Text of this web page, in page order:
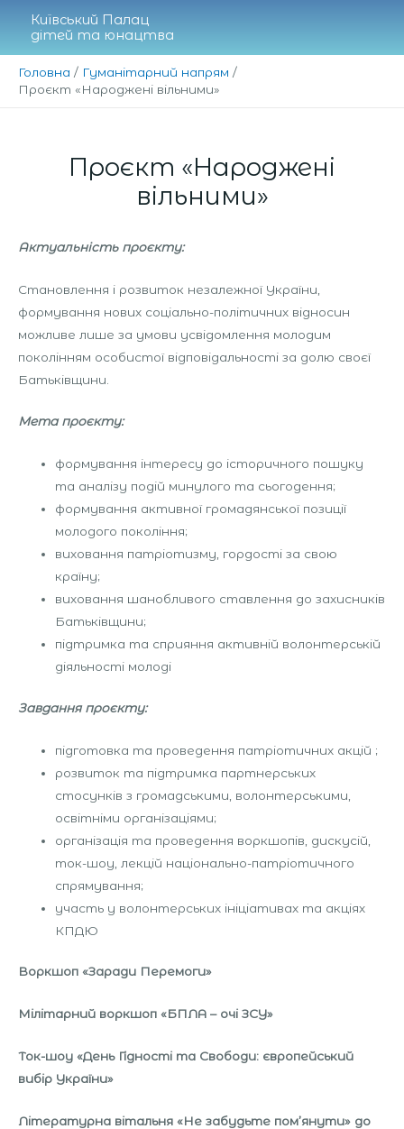
вмісту
Київський Палац
дітей та юнацтва
Головна
Гуманітарний напрям
Проєкт «Народжені вільними»
Проєкт «Народжені
вільними»
Актуальність проєкту:
Становлення і розвиток незалежної України,
формування нових соціально-політичних відносин
можливе лише за умови усвідомлення молодим
поколінням особистої відповідальності за долю своєї
Батьківщини.
Мета проєкту:
формування інтересу до історичного пошуку
та аналізу подій минулого та сьогодення;
формування активної громадянської позиції
молодого покоління;
виховання патріотизму, гордості за свою
країну;
виховання шанобливого ставлення до захисників
Батьківщини;
підтримка та сприяння активній волонтерській
діяльності молоді
Завдання проєкту:
підготовка та проведення патріотичних акцій ;
розвиток та підтримка партнерських
стосунків з громадськими, волонтерськими,
освітніми організаціями;
організація та проведення воркшопів, дискусій,
ток-шоу, лекцій національно-патріотичного
спрямування;
участь у волонтерських ініціативах та акціях
КПДЮ
Воркшоп «Заради Перемоги»
Мілітарний воркшоп «БПЛА – очі ЗСУ»
Ток-шоу «День Гідності та Свободи: європейський
вибір України»
Літературна вітальня «Не забудьте пом’янути» до